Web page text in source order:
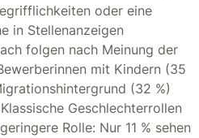
oder eine
in Stellenanzeigen
folgen nach Meinung der
mit Kindern (35
(32 %)
Geschlechterrollen
Rolle: Nur 11 % sehen